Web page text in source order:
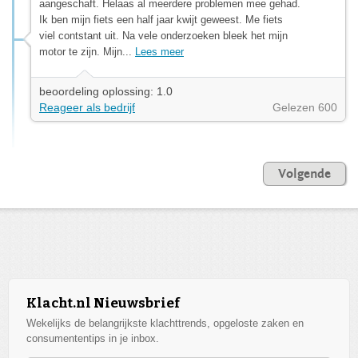
aangeschaft. Helaas al meerdere problemen mee gehad.
Ik ben mijn fiets een half jaar kwijt geweest. Me fiets
viel contstant uit. Na vele onderzoeken bleek het mijn
motor te zijn. Mijn... Lees meer
beoordeling oplossing: 1.0
Reageer als bedrijf
Gelezen 600
Volgende
Klacht.nl Nieuwsbrief
Wekelijks de belangrijkste klachttrends, opgeloste zaken en
consumententips in je inbox.